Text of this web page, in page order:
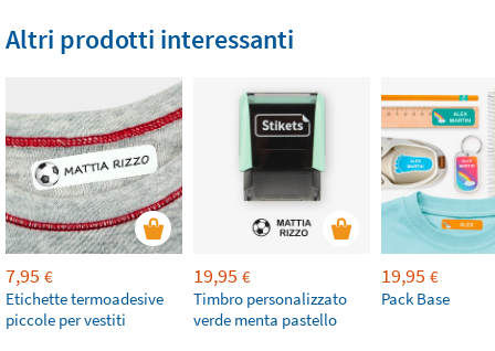
Altri prodotti interessanti
7,95 €
Etichette termoadesive
piccole per vestiti
19,95 €
Timbro personalizzato
verde menta pastello
19,95 €
Pack Base